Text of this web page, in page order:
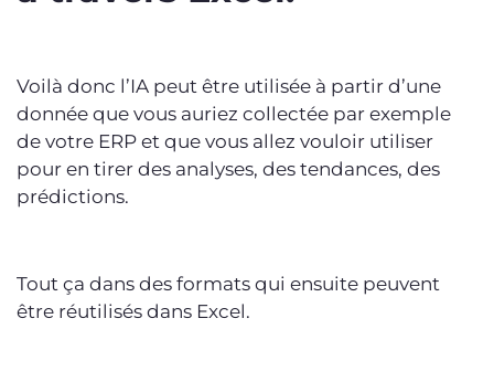
Voilà donc l’IA peut être utilisée à partir d’une
donnée que vous auriez collectée par exemple
de votre ERP et que vous allez vouloir utiliser
pour en tirer des analyses, des tendances, des
prédictions.
Tout ça dans des formats qui ensuite peuvent
être réutilisés dans Excel.